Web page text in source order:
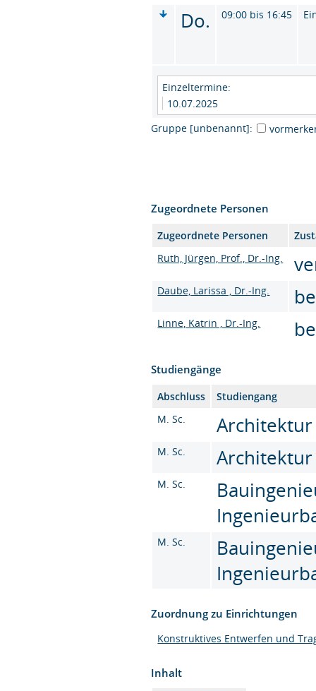
Do. 09:00 bis 16:45
Einzeltermine:
10.07.2025
Gruppe [unbenannt]:
Zugeordnete Personen
Zugeordnete Personen
Ruth, Jürgen, Prof., Dr.-Ing.
Daube, Larissa , Dr.-Ing.
Linne, Katrin , Dr.-Ing.
Studiengänge
Abschluss
Studiengang
M. Sc.
Architektur
M. Sc. Architektur
M. Sc.
M. Sc.
Zuordnung zu Einrichtungen
Konstruktives Entwerfen und
Inhalt